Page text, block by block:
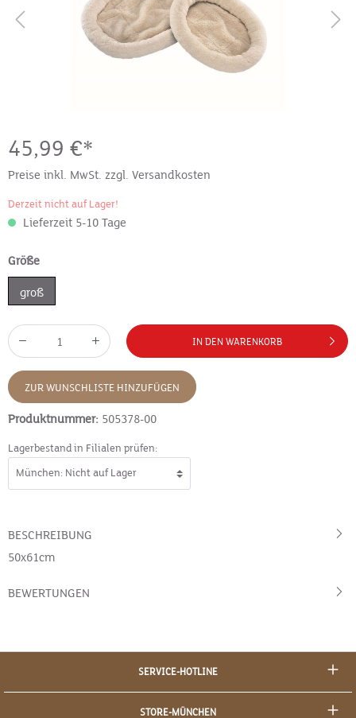
45,99 €*
Preise inkl. MwSt. zzgl. Versandkosten
Derzeit nicht auf Lager!
Lieferzeit 5-10 Tage
Größe
groß
IN DEN WARENKORB
ZUR WUNSCHLISTE HINZUFÜGEN
Produktnummer: 505378-00
Lagerbestand in Filialen prüfen:
BESCHREIBUNG
50x61cm
BEWERTUNGEN
SERVICE-HOTLINE
STORE-MÜNCHEN